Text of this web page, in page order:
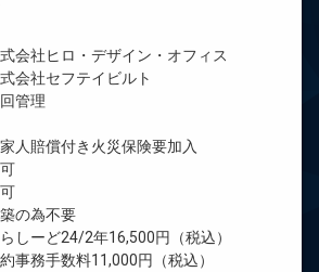
ヒロ・デザイン・オフィス
セフテイビルト
管理
償付き火災保険要加入
の為不要
ーど24/2年16,500円（税込）
務手数料11,000円（税込）